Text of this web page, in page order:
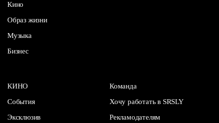
Кино
Образ жизни
Музыка
Бизнес
КИНО
События
Эксклюзив
Команда
Хочу работать в SRSLY
Рекламодателям